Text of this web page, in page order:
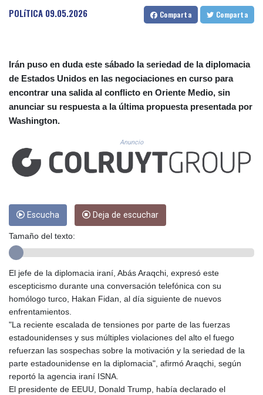
CUP 30.540479
DKK 7.476217
DOP 67.193733
DZD 153.365094
EGP 57.264782
FJD 2.552089
FKP 0.856077
GBP 0.85641
GHS 13.524239
GNF 10118.69464
GTQ 8.791437
GYD 241.048608
HKD 9.04099
HNL 30.88171
HTG 150.649793
HUF 364.625083
IDR 20648.821428
ILS 3.46629
INR 109.809273
POLíTICA 09.05.2026 Comparta Comparta
Irán puso en duda este sábado la seriedad de la diplomacia
de Estados Unidos en las negociaciones en curso para
encontrar una salida al conflicto en Oriente Medio, sin
anunciar su respuesta a la última propuesta presentada por
Washington.
Anuncio
Escucha Deja de escuchar
Tamaño del texto:
El jefe de la diplomacia iraní, Abás Araqchi, expresó este
escepticismo durante una conversación telefónica con su
homólogo turco, Hakan Fidan, al día siguiente de nuevos
enfrentamientos.
"La reciente escalada de tensiones por parte de las fuerzas
estadounidenses y sus múltiples violaciones del alto el fuego
refuerzan las sospechas sobre la motivación y la seriedad de la
parte estadounidense en la diplomacia", afirmó Araqchi, según
reportó la agencia iraní ISNA.
El presidente de EEUU, Donald Trump, había declarado el